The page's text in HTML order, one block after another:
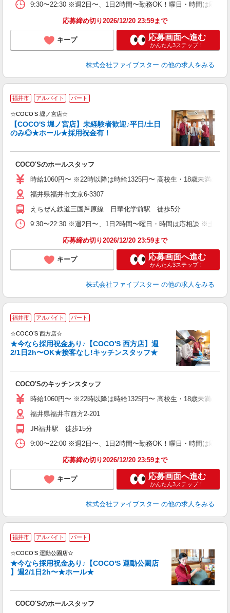
9:30〜22:30 ※週2日〜、1日2時間〜勤務OK！曜日・時間は応
応募締め切り2026/12/20 23:59まで
キープ 応募画面へ進む
かんたん3ステップ！
株式会社ファイブスター の他の求人をみる
福井市 アルバイト パート
☆COCO’S 堀ノ宮店☆
【COCO'S 堀ノ宮店】未経験者歓迎♪平日/土日
のみ◎★ホール★採用祝金有！
COCO'Sのホールスタッフ
時給1060円〜 ※22時以降は時給1325円〜 高校生・18歳未満の方
福井県福井市文京6-3307
えちぜん鉄道三国芦原線 日華化学前駅 徒歩5分
9:30〜22:30 ※週2日〜、1日2時間〜曜日・時間は応相談 ※土日
応募締め切り2026/12/20 23:59まで
キープ 応募画面へ進む
かんたん3ステップ！
株式会社ファイブスター の他の求人をみる
福井市 アルバイト パート
☆COCO’S 西方店☆
★今なら採用祝金あり♪【COCO'S 西方店】週
2/1日2h〜OK★接客なし!キッチンスタッフ★
COCO'Sのキッチンスタッフ
時給1060円〜 ※22時以降は時給1325円〜 高校生・18歳未満の方
福井県福井市西方2-201
JR福井駅 徒歩15分
9:00〜22:00 ※週2日〜、1日2時間〜勤務OK！曜日・時間は応
応募締め切り2026/12/20 23:59まで
キープ 応募画面へ進む
かんたん3ステップ！
株式会社ファイブスター の他の求人をみる
福井市 アルバイト パート
☆COCO’S 運動公園店☆
★今なら採用祝金あり♪【COCO'S 運動公園店
】週2/1日2h〜★ホール★
COCO'Sのホールスタッフ